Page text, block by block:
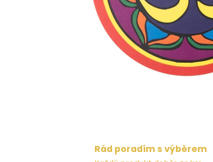
Rád poradím s výběrem